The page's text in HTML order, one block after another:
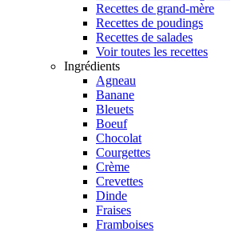
Recettes de grand-mère
Recettes de poudings
Recettes de salades
Voir toutes les recettes
Ingrédients
Agneau
Banane
Bleuets
Boeuf
Chocolat
Courgettes
Crème
Crevettes
Dinde
Fraises
Framboises